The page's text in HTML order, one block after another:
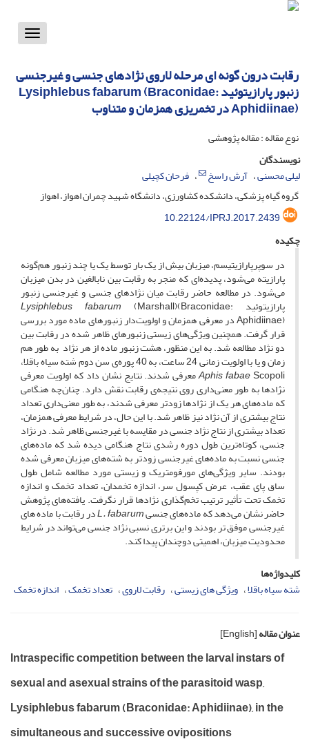
Toggle
رقابت درون گونه ای مرحله لاروی نژادهای جنسی و غیرجنسی
زنبور پارازیتوئید Lysiphlebus fabarum (Braconidae:
Aphidiinae) در تخمریزی همزمان و متناوب
نوع مقاله : مقاله پژوهشی
نویسندگان
لیلی محسنی آرش راسخ
فرحان کچیلی
گروه گیاه پزشکی، دانشکده کشاورزی، دانشگاه شهید چمران اهواز، اهواز
10.22124/IPRJ.2017.2439
چکیده
در سوپرپارازیتیسم، میزبان بیش از یک بار توسط یک یا چند زنبور هم‌گونه
پارازیته می‌شود، پدیده‌ای که منجر به رقابت بین نابالغین در بدن میزبان
می‌شود. در مطالعه حاضر رقابت میان نژادهای جنسی و غیرجنسی زنبور
پارازیتوئید Lysiphlebus fabarum (Marshall)(Braconidae:
Aphidiinae) در معرفی همزمان و اولویت‌دار زنبورهای ماده مورد بررسی
قرار گرفت. همچنین ویژگی‌های زیستی زنبورهای ظاهر شده ‌در رقابت بین
دو نژاد مطالعه شد. به این منظور، هشت زنبور ماده از هر نژاد به طور هم
زمان و یا با اولویت زمانی 24 ساعت، به 40 پوره‌ی سن دوم شته سیاه باقلا،
Aphis fabaeScopoli معرفی شدند. نتایج نشان داد که اولویت معرفی
نژادها به طور معنی‌داری روی نتیجه‌ی رقابت نقش دارد. چنان‌چه هنگامی
که ماده‌های هر یک از نژادها زودتر معرفی شدند، به طور معنی‌داری تعداد
نتاج بیشتری از آن نژاد نیز ظاهر شد. با این حال، در شرایط معرفی همزمان،
تعداد بیشتری از نتاج نژاد جنسی در مقایسه با غیرجنسی ظاهر شد. در نژاد
جنسی، کوتاه‌ترین طول دوره رشدی نتاج هنگامی دیده شد که ماده‌های
جنسی نسبت به ماده‌های غیرجنسی زودتر به شته‌های میزبان معرفی شده
بودند. سایر ویژگی‌های مورفومتریک و زیستی مورد مطالعه شامل طول
ساق پای عقب، عرض کپسول سر، اندازه تخمدان، تعداد تخمک و اندازه
تخمک تحت تأثیر ترتیب تخم‌گذاری نژادها قرار نگرفت. یافته‌های پژوهش
حاضر نشان می‌دهد که ماده‌های جنسیL. fabarumدر رقابت با ماده­ های
غیرجنسی موفق ­تر بودند و این برتری نسبی نژاد جنسی می‌تواند در شرایط
محدودیت میزبان، اهمیتی دوچندان پیدا کند.
کلیدواژه‌ها
شته سیاه باقلا ویژگی های زیستی رقابت لاروی تعداد تخمک اندازه تخمک
عنوان مقاله[English]
Intraspecific competition between the larval instars of
sexual and asexual strains of the parasitoid wasp,
Lysiphlebus fabarum (Braconidae: Aphidiinae), in the
simultaneous and successive ovipositions